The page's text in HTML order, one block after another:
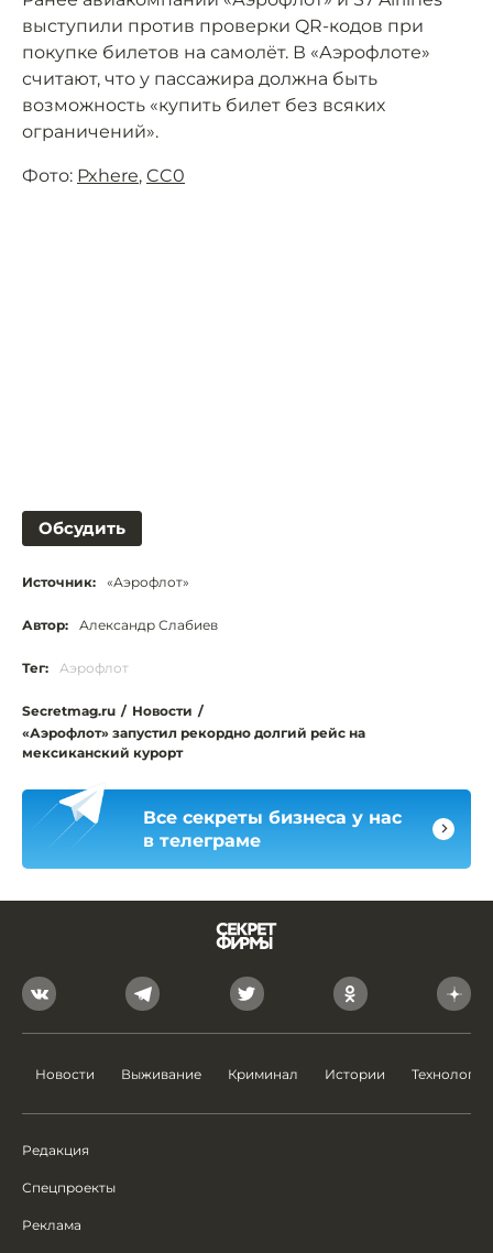
выступили против проверки QR-кодов при
покупке билетов на самолёт. В «Аэрофлоте»
считают, что у пассажира должна быть
возможность «купить билет без всяких
ограничений».
Фото: Pxhere, CC0
Обсудить
Источник: «Аэрофлот»
Автор: Александр Слабиев
Тег: Аэрофлот
Secretmag.ru / Новости /
«Аэрофлот» запустил рекордно долгий рейс на
мексиканский курорт
Все секреты бизнеса у нас
в телеграме
Новости Выживание Криминал Истории Технологии
Редакция
Спецпроекты
Реклама